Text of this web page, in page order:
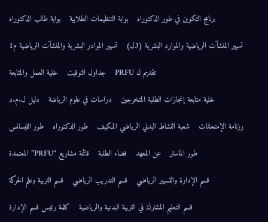
برنامج التكوين في طور الدكتوراه
بوابة التنظيمات الطلابية
بوابة طالب الدكتوراه
تسيير المنشآت الرياضية والموارد البشرية (3ل)
تسيير الموادر البشرية والمنشآت الرياضية م1
تقديم لـ: PRFU
جداول التوقيت
خلية العمل والمتابعة
خلية متابعة إنجازات الطلبة المتخرجين
دراسات في علوم الرياضة
دليل ل.م.د
رزنامة الإمتحانات
شعبة النشاط البدني الرياضي المكيف طور الدكتوراه
طور الليسانس
طور الماستر
عن المعهد فضاء الطلبة
قائمة مشاريع “PRFU” المعتمدة
قسم الإدارة والتسيير الرياضي
قسم التدريب الرياضي
قسم التربية وعلم الحركة
قسم التعليم المشترك في التربية البدنية والرياضية
كلمة رئيس قسم الإدارة